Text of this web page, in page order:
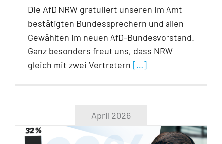
Die AfD NRW gratuliert unseren im Amt
bestätigten Bundessprechern und allen
Gewählten im neuen AfD-Bundesvorstand.
Ganz besonders freut uns, dass NRW
gleich mit zwei Vertretern […]
April 2026